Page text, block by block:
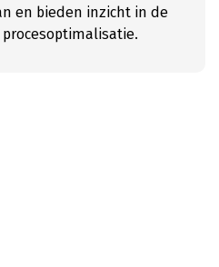
en bieden inzicht in de